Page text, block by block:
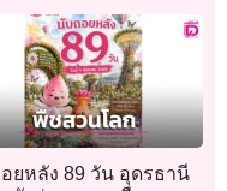
ยหลัง 89 วัน อุดรธานี